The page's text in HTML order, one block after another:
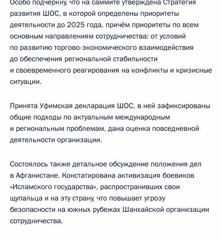
Особо подчеркну, что на саммите утверждена Стратегия
развития ШОС, в которой определены приоритеты
деятельности до 2025 года, причём приоритеты по всем
основным направлениям сотрудничества: от условий
по развитию торгово-экономического взаимодействия
до обеспечения региональной стабильности
и своевременного реагирования на конфликты и кризисные
ситуации.
Принята Уфимская декларация ШОС, в ней зафиксированы
общие подходы по актуальным международным
и региональным проблемам, дана оценка повседневной
деятельности организации.
Состоялось также детальное обсуждение положения дел
в Афганистане. Констатирована активизация боевиков
«Исламского государства», распространивших свои
щупальца и на эту страну, что повышает угрозу
безопасности на южных рубежах Шанхайской организации
сотрудничества.